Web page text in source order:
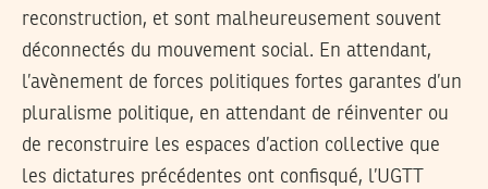
reconstruction, et sont malheureusement souvent
déconnectés du mouvement social. En attendant,
l’avènement de forces politiques fortes garantes d’un
pluralisme politique, en attendant de réinventer ou
de reconstruire les espaces d’action collective que
les dictatures précédentes ont confisqué, l’UGTT